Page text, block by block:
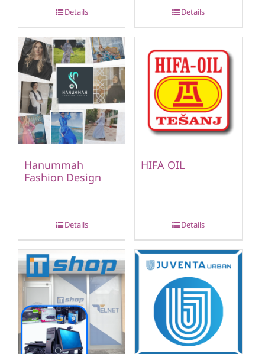
Details Details
Hanummah
Fashion Design
Details
HIFA OIL
Details